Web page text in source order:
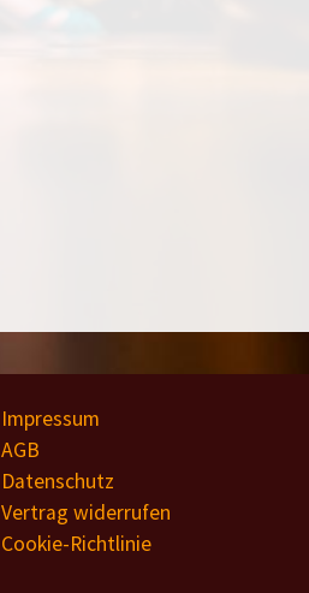
Impressum
AGB
Datenschutz
Vertrag widerrufen
Cookie-Richtlinie